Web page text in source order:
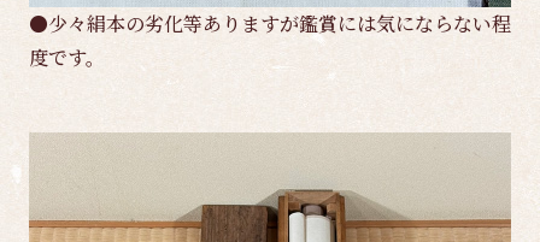
●少々絹本の劣化等ありますが鑑賞には気にならない程
度です。